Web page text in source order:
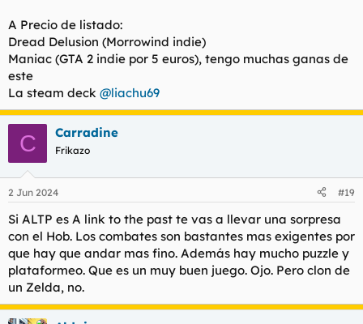
A Precio de listado:
Dread Delusion (Morrowind indie)
Maniac (GTA 2 indie por 5 euros), tengo muchas ganas de
este
La steam deck @liachu69
C Carradine
Frikazo
2 Jun 2024 #19
Si ALTP es A link to the past te vas a llevar una sorpresa
con el Hob. Los combates son bastantes mas exigentes por
que hay que andar mas fino. Además hay mucho puzzle y
plataformeo. Que es un muy buen juego. Ojo. Pero clon de
un Zelda, no.